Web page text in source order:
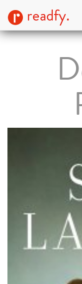
readfy.